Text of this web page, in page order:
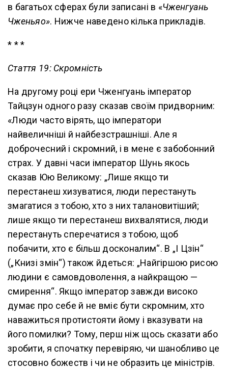
в багатьох сферах були записані в «Чженгуань
Чженьяо». Нижче наведено кілька прикладів.
* * *
Стаття 19: Скромність
На другому році ери Чженгуань імператор
Тайцзун одного разу сказав своїм придворним:
«Люди часто вірять, що імператори
найвеличніші й найбезстрашніші. Але я
доброчесний і скромний, і в мене є забобонний
страх. У давні часи імператор Шунь якось
сказав Юю Великому: „Лише якщо ти
перестанеш хизуватися, люди перестануть
змагатися з тобою, хто з них талановитіший;
лише якщо ти перестанеш вихвалятися, люди
перестануть сперечатися з тобою, щоб
побачити, хто є більш досконалим“. В „І Цзін“
(„Книзі змін“) також йдеться: „Найгіршою рисою
людини є самовдоволення, а найкращою —
смирення“. Якщо імператор завжди високо
думає про себе й не вміє бути скромним, хто
наважиться протистояти йому і вказувати на
його помилки? Тому, перш ніж щось сказати або
зробити, я спочатку перевіряю, чи шанобливо це
стосовно божеств і чи не образить це міністрів.